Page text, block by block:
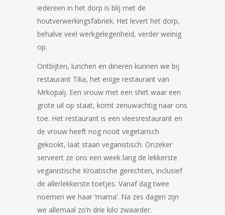
iedereen in het dorp is blij met de
houtverwerkingsfabriek. Het levert het dorp,
behalve veel werkgelegenheid, verder weinig
op.
Ontbijten, lunchen en dineren kunnen we bij
restaurant Tilia, het enige restaurant van
Mrkopalj. Een vrouw met een shirt waar een
grote uil op staat, komt zenuwachtig naar ons
toe. Het restaurant is een vleesrestaurant en
de vrouw heeft nog nooit vegetarisch
gekookt, laat staan veganistisch. Onzeker
serveert ze ons een week lang de lekkerste
veganistische Kroatische gerechten, inclusief
de allerlekkerste toetjes. Vanaf dag twee
noemen we haar ‘mama’. Na zes dagen zijn
we allemaal zo’n drie kilo zwaarder.